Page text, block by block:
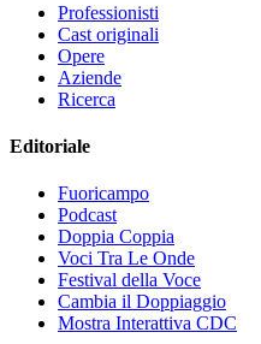
Professionisti
Cast originali
Opere
Aziende
Ricerca
Editoriale
Fuoricampo
Podcast
Doppia Coppia
Voci Tra Le Onde
Festival della Voce
Cambia il Doppiaggio
Mostra Interattiva CDC